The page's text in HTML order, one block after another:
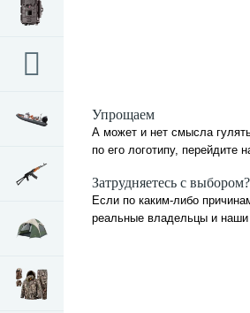
Упрощаем
А может и нет смысла
по его логотипу, перейдите
Затрудняетесь с выбором?
Если по каким-либо
реальные владельцы и наши